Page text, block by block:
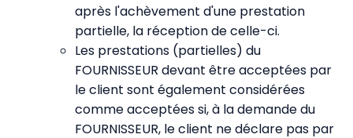
après l'achèvement d'une prestation
partielle, la réception de celle-ci.
Les prestations (partielles) du
FOURNISSEUR devant être acceptées par
le client sont également considérées
comme acceptées si, à la demande du
FOURNISSEUR, le client ne déclare pas par